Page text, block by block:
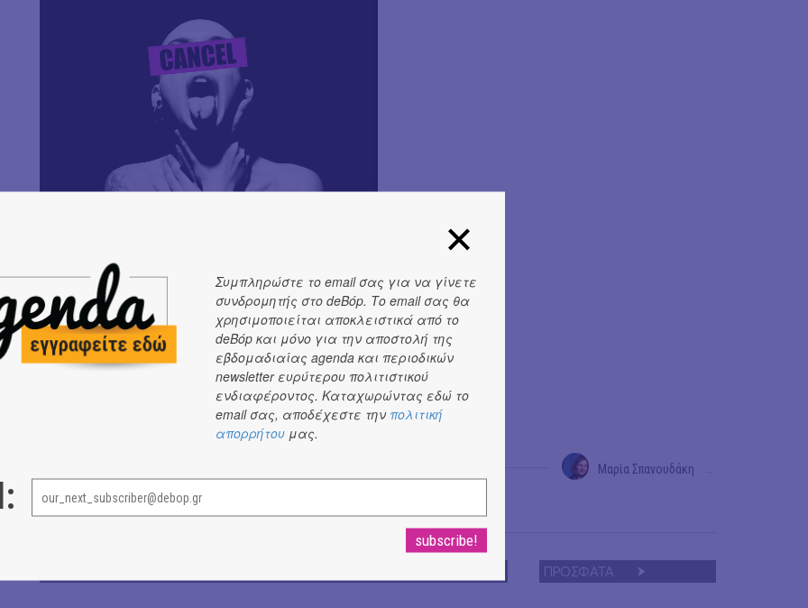
Μαρία Σπανουδάκη
ΠΡΟΣΦΑΤΑ
Συμπληρώστε το email σας για να γίνετε
συνδρομητής στο deBόp. Το email σας θα
χρησιμοποιείται αποκλειστικά από το
deBόp και μόνο για την αποστολή της
εβδομαδιαίας agenda και περιοδικών
newsletter ευρύτερου πολιτιστικού
ενδιαφέροντος. Καταχωρώντας εδώ το
email σας, αποδέχεστε την πολιτική
απορρήτου μας.